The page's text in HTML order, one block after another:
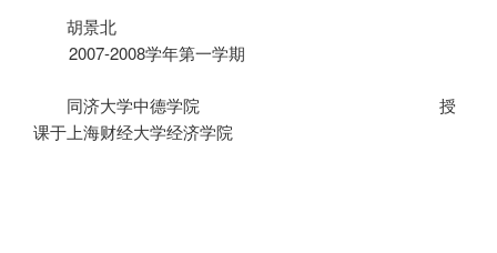
胡景北
2007-2008学年第一学期
同济大学中德学院
授
课于上海财经大学经济学院